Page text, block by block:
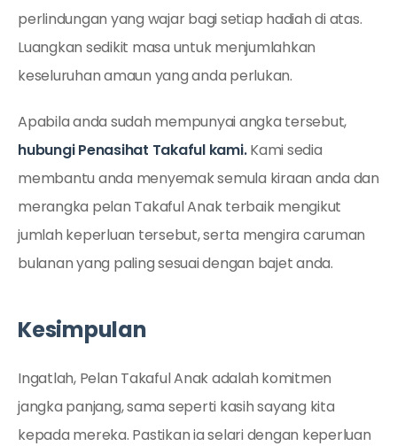
perlindungan yang wajar bagi setiap hadiah di atas.
Luangkan sedikit masa untuk menjumlahkan
keseluruhan amaun yang anda perlukan.
Apabila anda sudah mempunyai angka tersebut,
hubungi Penasihat Takaful kami.Kami sedia
membantu anda menyemak semula kiraan anda dan
merangka pelan Takaful Anak terbaik mengikut
jumlah keperluan tersebut, serta mengira caruman
bulanan yang paling sesuai dengan bajet anda.
Kesimpulan
Ingatlah, Pelan Takaful Anak adalah komitmen
jangka panjang, sama seperti kasih sayang kita
kepada mereka. Pastikan ia selari dengan keperluan